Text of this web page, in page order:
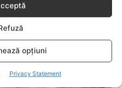
opțiuni
Privacy Statement
în dormitor atunci când
cu părinţii